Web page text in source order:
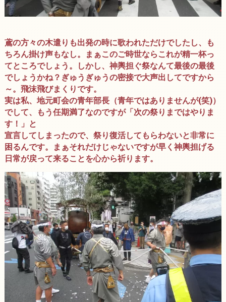
鳶の方々の木遣りも出発の時に歌われただけでしたし、も
ちろん掛け声もなし。まぁこのご時世ならこれが精一杯っ
てところでしょう。しかし、神輿担ぐ祭なんて最後の最後
でしょうかね？ぎゅうぎゅうの密接で大声出してですから
～。飛沫飛びまくりです。
実は私、地元町会の青年部長（青年ではありませんが(笑)）
でして、もう任期満了なのですが「次の祭りまではやりま
す！」と
宣言してしまったので、祭り復活してもらわないと非常に
困るんです。まぁそれだけじゃないですが早く神輿担げる
日常が戻って来ることを心から祈ります。